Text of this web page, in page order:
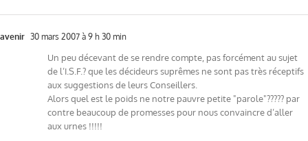
avenir 30 mars 2007 à 9 h 30 min
Un peu décevant de se rendre compte, pas forcément au sujet
de l’I.S.F.? que les décideurs suprêmes ne sont pas très réceptifs
aux suggestions de leurs Conseillers.
Alors quel est le poids ne notre pauvre petite "parole"????? par
contre beaucoup de promesses pour nous convaincre d’aller
aux urnes !!!!!